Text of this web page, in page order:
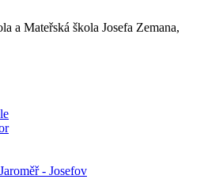
a Mateřská škola Josefa Zemana,
- Josefov